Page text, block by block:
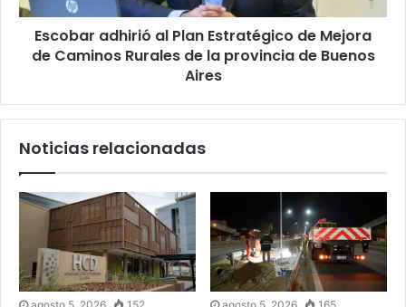
Escobar adhirió al Plan Estratégico de Mejora
de Caminos Rurales de la provincia de Buenos
Aires
Noticias relacionadas